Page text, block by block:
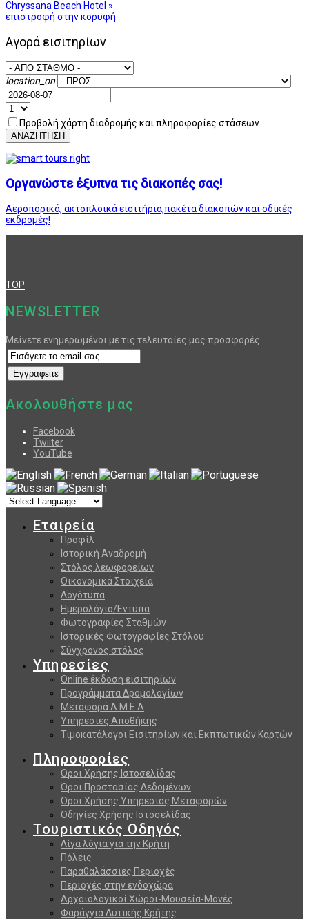
Chryssana Beach Hotel »
επιστροφή στην κορυφή
Αγορά εισιτηρίων
location_on
Προβολή χάρτη διαδρομής και πληροφορίες στάσεων
ΑΝΑΖΗΤΗΣΗ
Οργανώστε έξυπνα τις διακοπές σας!
Αεροπορικά, ακτοπλοϊκά εισιτήρια,πακέτα διακοπών και οδικές
εκδρομές!
TOP
NEWSLETTER
Μείνετε ενημερωμένοι με τις τελευταίες μας προσφορές.
Ακολουθήστε μας
Facebook
Twiiter
YouTube
Εταιρεία
Προφίλ
Ιστορική Αναδρομή
Στόλος λεωφορείων
Οικονομικά Στοιχεία
Λογότυπα
Ημερολόγιο/Εντυπα
Φωτογραφίες Σταθμών
Ιστορικές Φωτογραφίες Στόλου
Σύγχρονος στόλος
Υπηρεσίες
Online έκδοση εισιτηρίων
Προγράμματα Δρομολογίων
Μεταφορά Α.Μ.Ε.Α
Υπηρεσίες Αποθήκης
Τιμοκατάλογοι Εισιτηρίων και Εκπτωτικών Καρτών
Πληροφορίες
Όροι Χρήσης Ιστοσελίδας
Όροι Προστασίας Δεδομένων
Όροι Χρήσης Υπηρεσίας Μεταφορών
Οδηγίες Χρήσης Ιστοσελίδας
Τουριστικός Οδηγός
Λίγα λόγια για την Κρήτη
Πόλεις
Παραθαλάσσιες Περιοχές
Περιοχές στην ενδοχώρα
Αρχαιολογικοί Χώροι-Μουσεία-Μονές
Φαράγγια Δυτικής Κρήτης